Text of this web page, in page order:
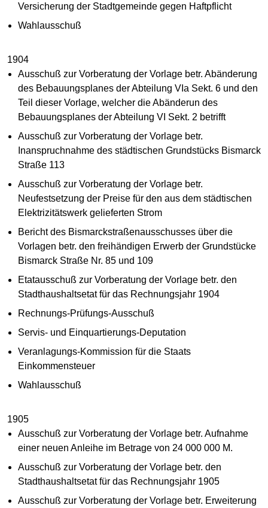
Versicherung der Stadtgemeinde gegen Haftpflicht
Wahlausschuß
1904
Ausschuß zur Vorberatung der Vorlage betr. Abänderung
des Bebauungsplanes der Abteilung VIa Sekt. 6 und den
Teil dieser Vorlage, welcher die Abänderun des
Bebauungsplanes der Abteilung VI Sekt. 2 betrifft
Ausschuß zur Vorberatung der Vorlage betr.
Inanspruchnahme des städtischen Grundstücks Bismarck
Straße 113
Ausschuß zur Vorberatung der Vorlage betr.
Neufestsetzung der Preise für den aus dem städtischen
Elektrizitätswerk gelieferten Strom
Bericht des Bismarckstraßenausschusses über die
Vorlagen betr. den freihändigen Erwerb der Grundstücke
Bismarck Straße Nr. 85 und 109
Etatausschuß zur Vorberatung der Vorlage betr. den
Stadthaushaltsetat für das Rechnungsjahr 1904
Rechnungs-Prüfungs-Ausschuß
Servis- und Einquartierungs-Deputation
Veranlagungs-Kommission für die Staats
Einkommensteuer
Wahlausschuß
1905
Ausschuß zur Vorberatung der Vorlage betr. Aufnahme
einer neuen Anleihe im Betrage von 24 000 000 M.
Ausschuß zur Vorberatung der Vorlage betr. den
Stadthaushaltsetat für das Rechnungsjahr 1905
Ausschuß zur Vorberatung der Vorlage betr. Erweiterung